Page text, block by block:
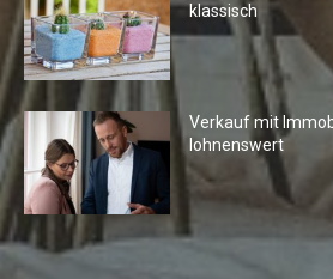
klassisch
Verkauf mit
lohnenswert